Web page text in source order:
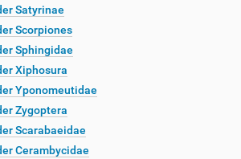
Satyrinae
Scorpiones
Sphingidae
Xiphosura
Yponomeutidae
Zygoptera
Scarabaeidae
Cerambycidae